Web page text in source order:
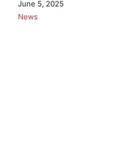
Date
June 5, 2025
In relation to
News